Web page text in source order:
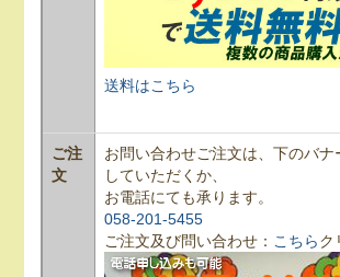
送料はこちら
ご注
文
お問い合わせご注文は、下のバナ
していただくか、
お電話にても承ります。
058-201-5455
ご注文及び問い合わせ： こちらク